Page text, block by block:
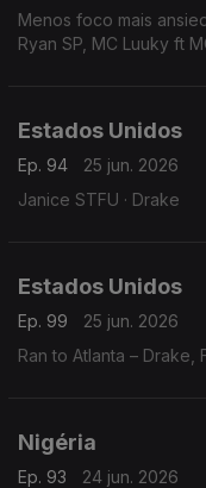
Menos foco mais
Ryan SP, MC Luuky ft
Estados Unidos
Ep. 94
25 jun. 2026
Janice STFU · Drake
Estados Unidos
Ep. 99
25 jun. 2026
Ran to Atlanta – Drake,
Nigéria
Ep. 93
24 jun. 2026